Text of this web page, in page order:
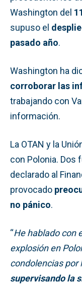
Washington del
supuso el
pasado año.
Washington ha
corroborar las
trabajando con
información.
La OTAN y la
con Polonia. Dos
declarado al
provocado
no pánico.
“He hablado con
explosión en
condolencias por
supervisando la